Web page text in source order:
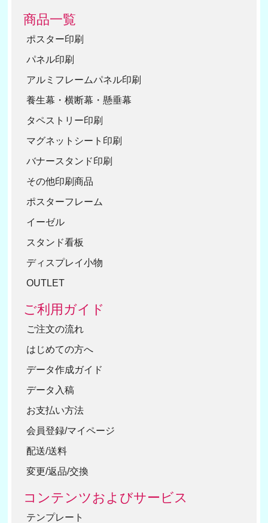
50
商品一覧
ポスター印刷
パネル印刷
アルミフレームパネル印刷
養生幕・横断幕・懸垂幕
タペストリー印刷
マグネットシート印刷
バナースタンド印刷
その他印刷商品
ポスターフレーム
イーゼル
スタンド看板
ディスプレイ小物
OUTLET
ご利用ガイド
ご注文の流れ
はじめての方へ
データ作成ガイド
データ入稿
お支払い方法
会員登録/マイページ
配送/送料
変更/返品/交換
コンテンツおよびサービス
テンプレート